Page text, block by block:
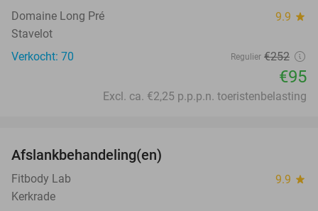
Domaine Long Pré 9.9 star
Stavelot
Verkocht: 70
Regulier €252
€95
Excl. ca. €2,25 p.p.p.n. toeristenbelasting
Afslankbehandeling(en)
Fitbody Lab 9.9 star
Kerkrade